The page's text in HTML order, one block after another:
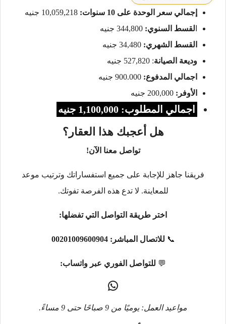
إجمالي سعر الوحدة على 10 سنوات:
لقسط السنوي:
القسط الشهري:
وديعة الصيانة: 527,820 جنيه
اجمالي المدفوع:
الأوفر:
اجمالي المطلوب: 1,100,000 جنيه
هل أعجبك هذا العقار؟
تواصل معنا الآن!
فريقنا جاهز للإجابة على جميع استفساراتك وترتيب موعد
للمعاينة. لا تدع هذه الفرصة تفوتك.
اختر طريقة التواصل التي تفضلها:
📞 للاتصال المباشر: 00201009600904
💬 للتواصل الفوري عبر واتساب:
مواعيد العمل: يوميًا من 9 صباحًا حتى 9 مساءً.